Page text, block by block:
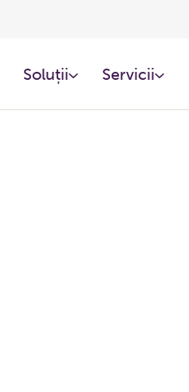
Soluții Servicii